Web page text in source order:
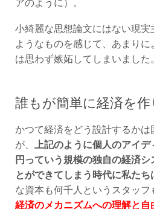
小綺麗な思想論文にはない現実
ようなものを感じて、あまり
は思わず嫉妬してしまいました。
誰もが簡単に経済を
かつて経済をどう設計するかは
が、 上記のように個人のアイ
円っていう規模の独自の経済シ
とができてしまう時代に私たち
な資本も何千人というスタッフ
経済のメカニズムへの理解と自